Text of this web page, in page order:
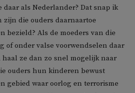
daar als Nederlander? Dat snap ik
zijn die ouders daarnaartoe
bezield? Als de moeders van die
of onder valse voorwendselen daar
ze dan zo snel mogelijk naar
ouders hun kinderen bewust
gebied waar oorlog en terrorisme